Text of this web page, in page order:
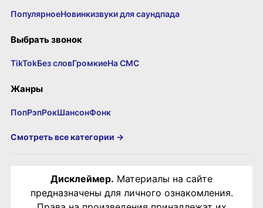
ПопулярноеНовинкизвуки для саундпада
Выбрать звонок
TikTokБез словГромкиеНа СМС
Жанры
ПопРэпРокШансонФонк
Смотреть все категории →
Дисклеймер. Материалы на сайте
предназначены для личного ознакомления.